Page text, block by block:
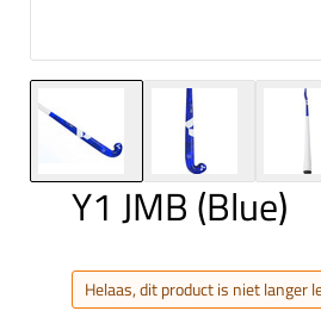
Y1 JMB (Blue)
Helaas, dit product is niet langer